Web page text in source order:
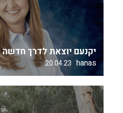
יקנעם יוצאת לדרך חדשה
hanas
20.04.23